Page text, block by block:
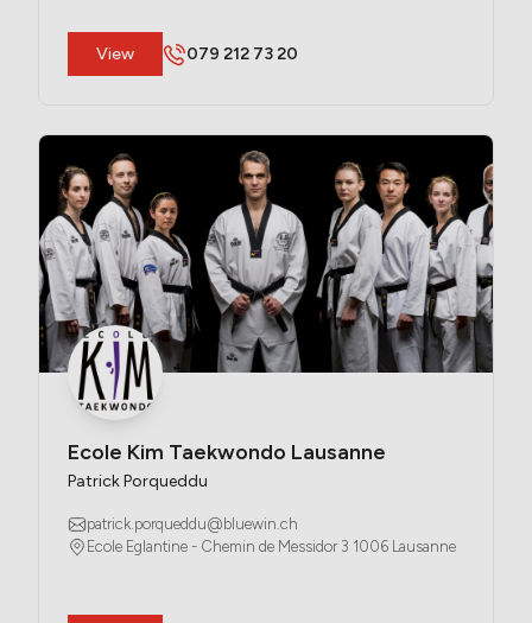
​View 079 212 73 20
Ecole Kim Taekwondo Lausanne
Patrick Porqueddu
patrick.porqueddu@bluewin.ch
Ecole Eglantine - Chemin de Messidor 3 1006 Lausanne